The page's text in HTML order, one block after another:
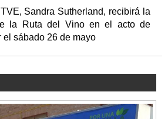
Sandra Sutherland, recibirá la
la Ruta del Vino en el acto de
el sábado 26 de mayo